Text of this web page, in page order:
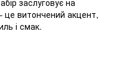
витончений акцент,
і смак.